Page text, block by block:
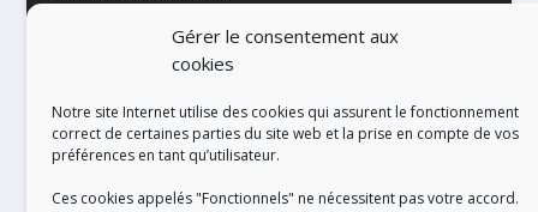
Gérer le consentement aux
cookies
Notre site Internet utilise des cookies qui assurent le fonctionnement
correct de certaines parties du site web et la prise en compte de vos
préférences en tant qu’utilisateur.
Ces cookies appelés "Fonctionnels" ne nécessitent pas votre accord.